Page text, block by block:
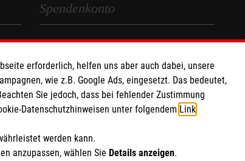
Spendenkonto
Empfänger: Malteser Hilfsdienst e.V.
IBAN: DE78370601201201201019
BIC: GENODED1AAC
Aachener Bank eG
erforderlich, helfen uns aber auch dabei, unsere
wie z.B. Google Ads, eingesetzt. Das bedeutet,
Sie jedoch, dass bei fehlender Zustimmung
Datenschutzhinweisen unter folgendem Link
werden kann.
anzupassen, wählen Sie Details anzeigen.